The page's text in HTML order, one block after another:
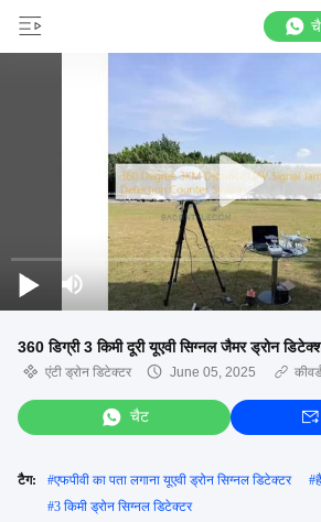
360 डिग्री 3 किमी दूरी यूएवी सिग्नल जैमर ड्रोन
एंटी ड्रोन डिटेक्टर June 05, 2025
चैट
टैग: #एफपीवी का पता लगाना यूएवी ड्रोन सिग्नल डिटेक्टर #
#3 किमी ड्रोन सिग्नल डिटेक्टर